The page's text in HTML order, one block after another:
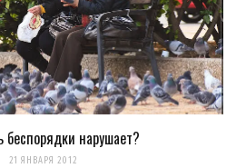
беспорядки нарушает?
21 ЯНВАРЯ 2012